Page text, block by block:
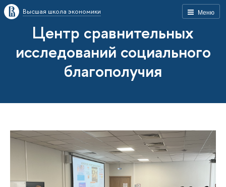
Меню
Высшая школа экономики
Центр сравнительных
исследований социального
благополучия